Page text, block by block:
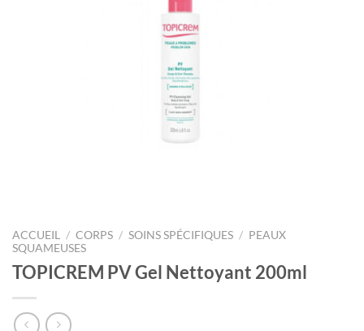
ACCUEIL / CORPS / SOINS SPÉCIFIQUES / PEAUX
SQUAMEUSES
TOPICREM PV Gel Nettoyant 200ml